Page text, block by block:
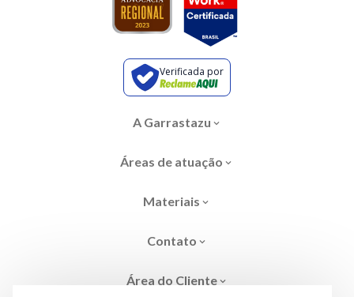
Verificada por
A Garrastazu
Áreas de atuação
Materiais
Contato
Área do Cliente